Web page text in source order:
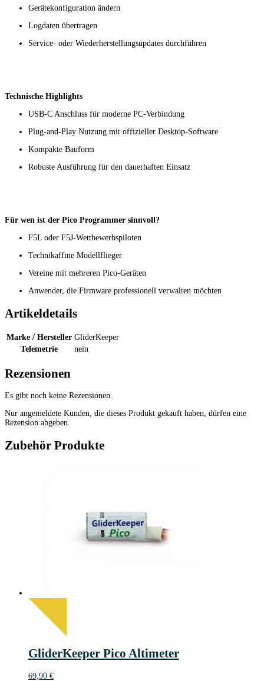
Gerätekonfiguration ändern
Logdaten übertragen
Service- oder Wiederherstellungsupdates durchführen
Technische Highlights
USB-C Anschluss für moderne PC-Verbindung
Plug-and-Play Nutzung mit offizieller Desktop-Software
Kompakte Bauform
Robuste Ausführung für den dauerhaften Einsatz
Für wen ist der Pico Programmer sinnvoll?
F5L oder F5J-Wettbewerbspiloten
Technikaffine Modellflieger
Vereine mit mehreren Pico-Geräten
Anwender, die Firmware professionell verwalten möchten
Artikeldetails
Marke / Hersteller GliderKeeper
Telemetrie
nein
Rezensionen
Es gibt noch keine Rezensionen.
Nur angemeldete Kunden, die dieses Produkt gekauft haben, dürfen eine
Rezension abgeben.
Zubehör Produkte
GliderKeeper Pico Altimeter
69,90 €